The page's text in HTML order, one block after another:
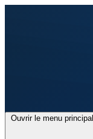
Ouvrir le menu principal